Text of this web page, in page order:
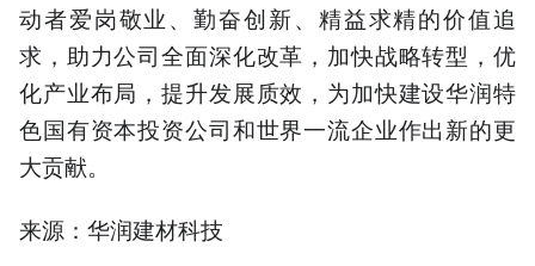
动者爱岗敬业、勤奋创新、精益求精的价值追
求，助力公司全面深化改革，加快战略转型，优
化产业布局，提升发展质效，为加快建设华润特
色国有资本投资公司和世界一流企业作出新的更
大贡献。
来源：华润建材科技